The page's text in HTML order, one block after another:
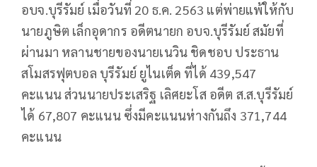
อบจ.บุรีรัมย์ เมื่อวันที่ 20 ธ.ค. 2563 แต่พ่ายแพ้ให้กับ
นายภูษิต เล็กอุดากร อดีตนายก อบจ.บุรีรัมย์ สมัยที่
ผ่านมา หลานชายของนายเนวิน ชิดชอบ ประธาน
สโมสรฟุตบอล บุรีรัมย์ ยูไนเต็ด ที่ได้ 439,547
คะแนน ส่วนนายประเสริฐ เลิศยะโส อดีต ส.ส.บุรีรัมย์
ได้ 67,807 คะแนน ซึ่งมีคะแนนห่างกันถึง 371,744
คะแนน